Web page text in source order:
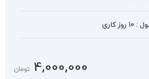
کاری
4,000,000 تومان